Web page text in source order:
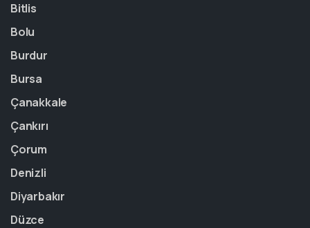
Bitlis
Bolu
Burdur
Bursa
Çanakkale
Çankırı
Çorum
Denizli
Diyarbakır
Düzce